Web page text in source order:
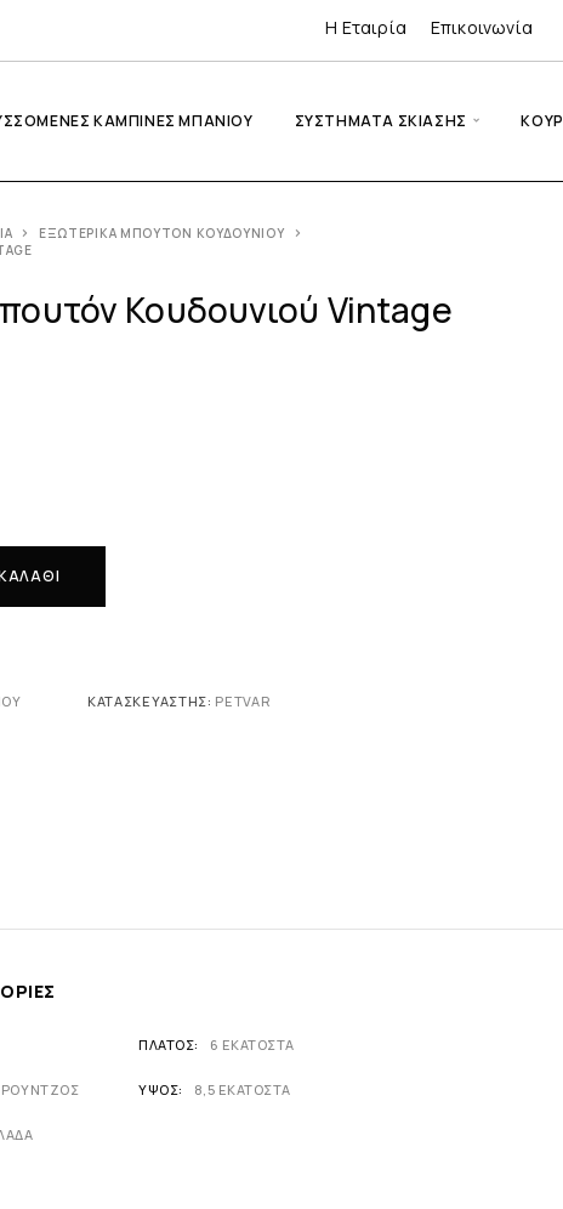
Η Εταιρία Επικοινωνία
ΚΑΜΠΊΝΕΣ ΜΠΆΝΙΟΥ ΣΥΣΤΉΜΑΤΑ ΣΚΊΑΣΗΣ
ΕΞΩΤΕΡΙΚΆ ΜΠΟΥΤΌΝ ΚΟΥΔΟΥΝΙΟΎ
Κουδουνιού Vintage
ΚΑΤΑΣΚΕΥΑΣΤΉΣ: PETVAR
ΠΛΆΤΟΣ 6 ΕΚΑΤΟΣΤΑ
ΎΨΟΣ 8,5 ΕΚΑΤΟΣΤΑ